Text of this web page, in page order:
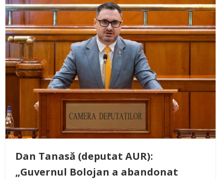
Dan Tanasă (deputat AUR):
„Guvernul Bolojan a abandonat